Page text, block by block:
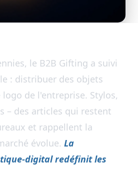
le B2B Gifting a suivi
: distribuer des objets
logo de l'entreprise. Stylos,
– des articles qui restent
et rappellent la
évolue. La
digital redéfinit les